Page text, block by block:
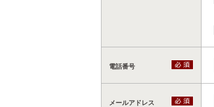
電話番号
メールアドレス